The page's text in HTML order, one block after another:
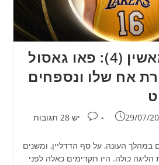
טרייד טיים מאשין (4): פאו גאסול
אח שלו ונספחים
29/07/ תגובות:
יש 28 תגובות
במהלך העונה, על סף הדדליין, ומשנים
כולה. היו תקדימים כאלה לפני